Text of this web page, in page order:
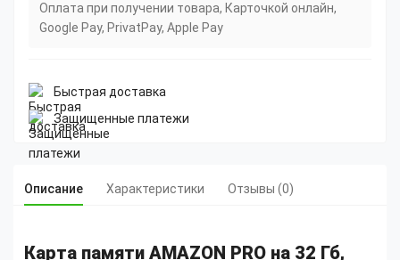
Оплата при получении товара, Карточкой онлайн,
Google Pay, PrivatPay, Apple Pay
Быстрая доставка
Защищенные платежи
Описание Характеристики Отзывы (0)
Карта памяти AMAZON PRO на 32 Гб,